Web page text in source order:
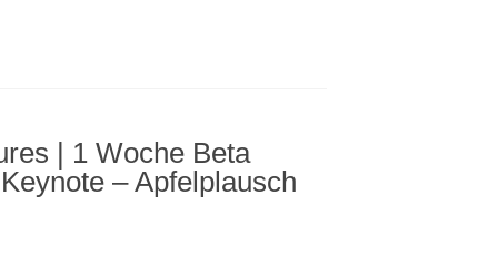
| 1 Woche Beta
– Apfelplausch